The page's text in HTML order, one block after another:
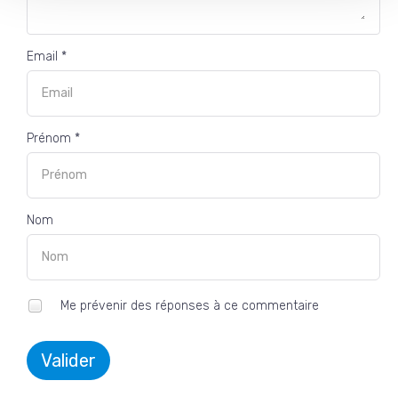
Email *
Prénom *
Nom
Me prévenir des réponses à ce commentaire
Valider